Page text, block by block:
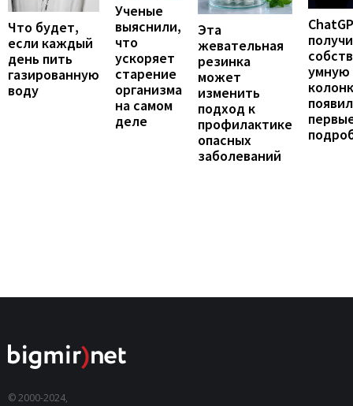
Что будет,
если каждый
день пить
газированную
воду
Ученые
выяснили,
что
ускоряет
старение
организма
на самом
деле
Эта
жевательная
резинка
может
изменить
подход к
профилактике
опасных
заболеваний
умную
© 2000-2024,